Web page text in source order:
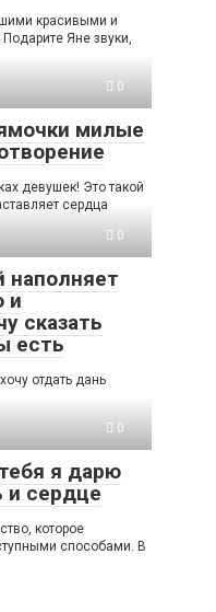
красивыми и
Яне звуки,
0
милые
девушек! Это такой
сердца
0
наполняет
и
сказать
есть
отдать дань
0
я дарю
и сердце
которое
способами. В